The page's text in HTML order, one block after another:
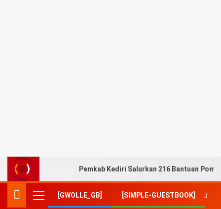
Pemkab Kediri Salurkan 216 Bantuan
[GWOLLE_GB] [SIMPLE-GUESTBOOK]